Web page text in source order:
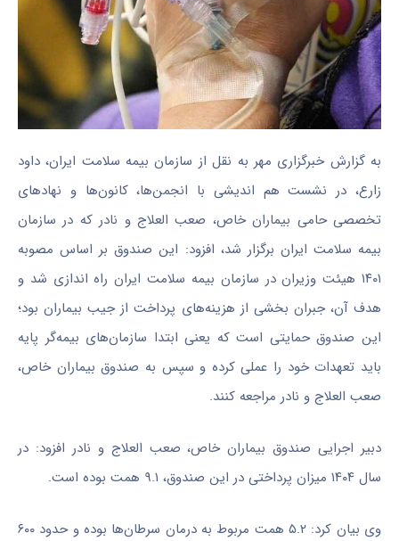
به گزارش خبرگزاری مهر به نقل از سازمان بیمه سلامت ایران، داود
زارع، در نشست هم اندیشی با انجمن‌ها، کانون‌ها و نهادهای
تخصصی حامی بیماران خاص، صعب العلاج و نادر که در سازمان
بیمه سلامت ایران برگزار شد، افزود: این صندوق بر اساس مصوبه
۱۴۰۱ هیئت وزیران در سازمان بیمه سلامت ایران راه اندازی شد و
هدف آن، جبران بخشی از هزینه‌های پرداخت از جیب بیماران بود؛
این صندوق حمایتی است که یعنی ابتدا سازمان‌های بیمه‌گر پایه
باید تعهدات خود را عملی کرده و سپس به صندوق بیماران خاص،
صعب العلاج و نادر مراجعه کنند.
دبیر اجرایی صندوق بیماران خاص، صعب العلاج و نادر افزود: در
سال ۱۴۰۴ میزان پرداختی در این صندوق، ۹.۱ همت بوده است.
وی بیان کرد: ۵.۲ همت مربوط به درمان سرطان‌ها بوده و حدود ۶۰۰